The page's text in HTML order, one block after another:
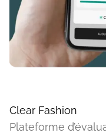
Clear Fashion
Plateforme